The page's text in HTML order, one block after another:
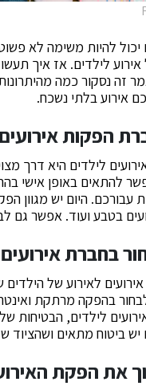
יכול להיות משימה לא
לילדים. אז איך
זה נסקור כמה
אירוע בלתי נשכח.
הפקות
לילדים היא דרך
להתאים באופן אישי
היום יש מגוון
בטבע ועוד. אפשר גם
בחברת
לאירוע של
בהפקה מרתקת
לילדים, הבטיחות
יש ביטוח מתאים ושהציוד
את הפקת